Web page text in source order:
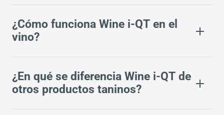
¿Cómo funciona Wine i-QT en el
vino?
¿En qué se diferencia Wine i-QT de
otros productos taninos?